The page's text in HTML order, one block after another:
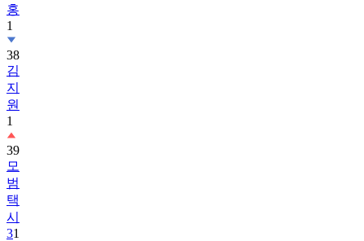
홍
1
38
김
지
원
1
39
모
범
택
시
31